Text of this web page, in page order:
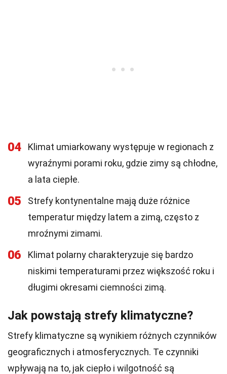
04
Klimat umiarkowany występuje w regionach z
wyraźnymi porami roku, gdzie zimy są chłodne,
a lata ciepłe.
05
Strefy kontynentalne mają duże różnice
temperatur między latem a zimą, często z
mroźnymi zimami.
06
Klimat polarny charakteryzuje się bardzo
niskimi temperaturami przez większość roku i
długimi okresami ciemności zimą.
Jak powstają strefy klimatyczne?
Strefy klimatyczne są wynikiem różnych czynników
geograficznych i atmosferycznych. Te czynniki
wpływają na to, jak ciepło i wilgotność są